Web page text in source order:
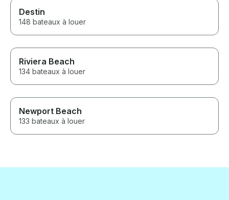
Destin
148 bateaux à louer
Riviera Beach
134 bateaux à louer
Newport Beach
133 bateaux à louer